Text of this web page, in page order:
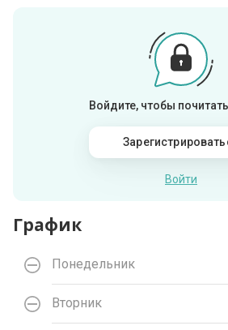
Войдите, чтобы
Войти
График
Понедельник
Вторник